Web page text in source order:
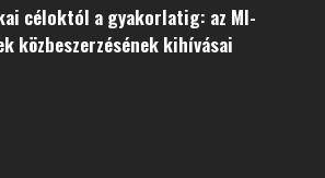
céloktól a gyakorlatig: az MI-
közbeszerzésének kihívásai